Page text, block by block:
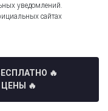
уведомлений.
сайтах
🔥
🔥